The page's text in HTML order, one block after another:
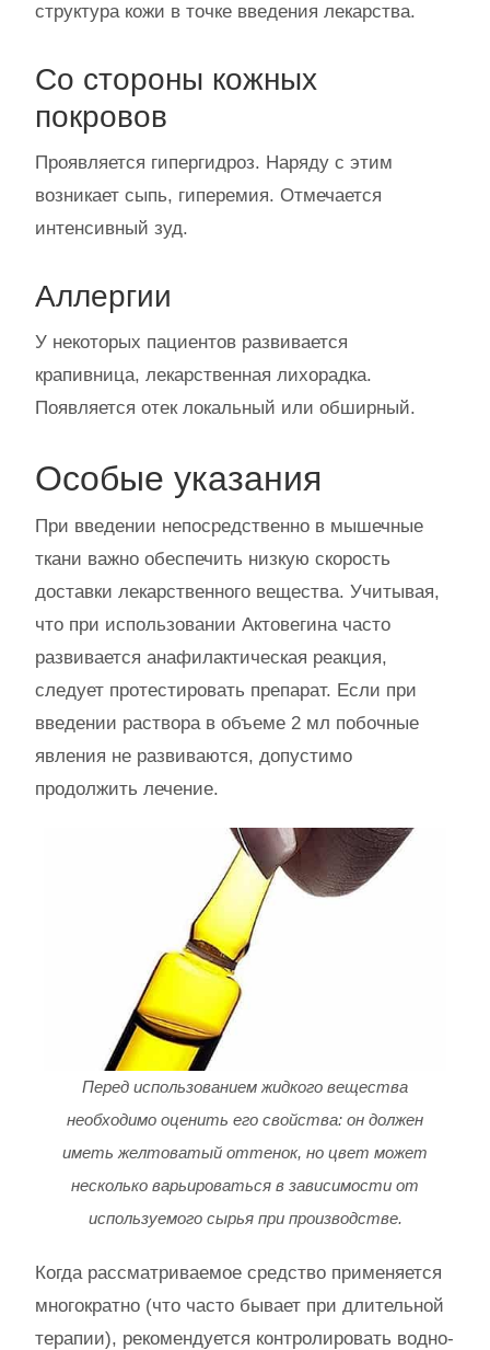
структура кожи в точке введения лекарства.
Со стороны кожных
покровов
Проявляется гипергидроз. Наряду с этим
возникает сыпь, гиперемия. Отмечается
интенсивный зуд.
Аллергии
У некоторых пациентов развивается
крапивница, лекарственная лихорадка.
Появляется отек локальный или обширный.
Особые указания
При введении непосредственно в мышечные
ткани важно обеспечить низкую скорость
доставки лекарственного вещества. Учитывая,
что при использовании Актовегина часто
развивается анафилактическая реакция,
следует протестировать препарат. Если при
введении раствора в объеме 2 мл побочные
явления не развиваются, допустимо
продолжить лечение.
Перед использованием жидкого вещества
необходимо оценить его свойства: он должен
иметь желтоватый оттенок, но цвет может
несколько варьироваться в зависимости от
используемого сырья при производстве.
Когда рассматриваемое средство применяется
многократно (что часто бывает при длительной
терапии), рекомендуется контролировать водно-